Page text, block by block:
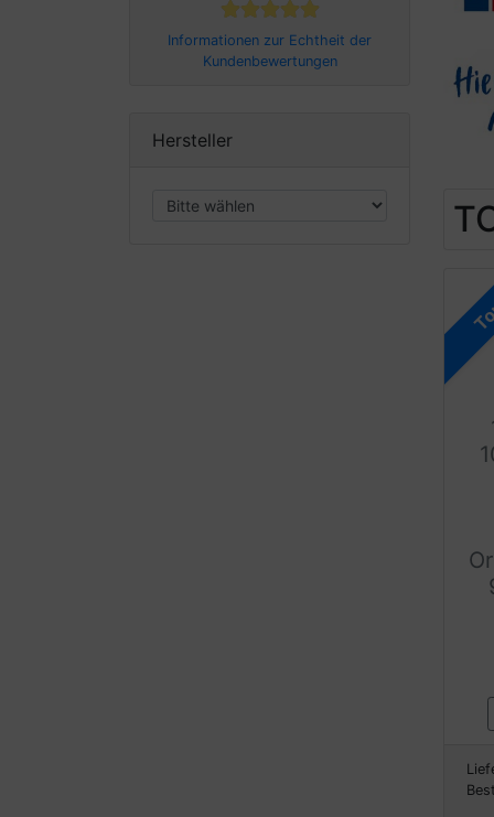
Informationen zur Echtheit der
Kundenbewertungen
Hersteller